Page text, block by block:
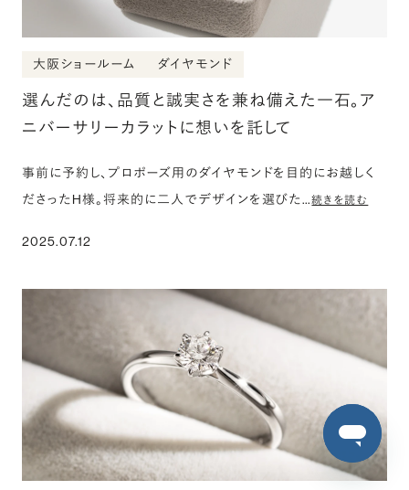
大阪ショールーム ダイヤモンド
選んだのは、品質と誠実さを兼ね備えた一石。ア
ニバーサリーカラットに想いを託して
事前に予約し、プロポーズ用のダイヤモンドを目的にお越しく
ださったH様。将来的に二人でデザインを選びた…続きを読む
2025.07.12